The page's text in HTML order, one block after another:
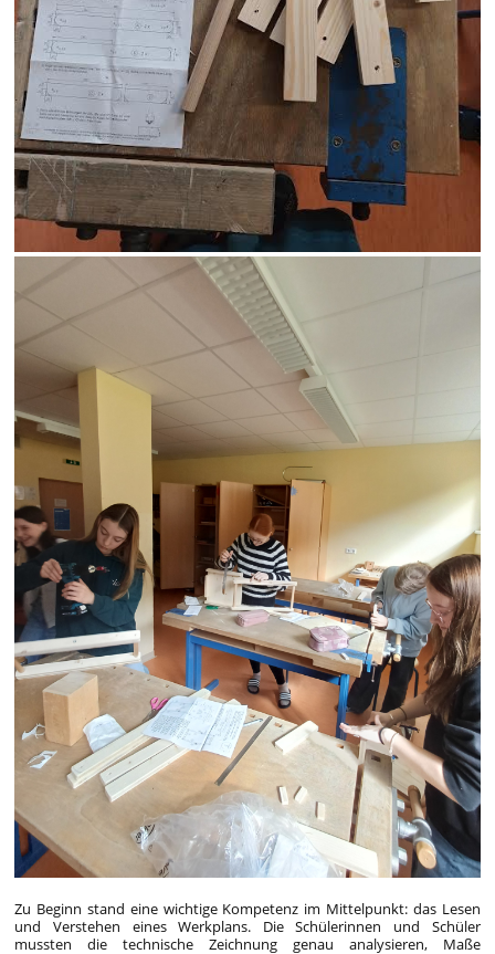
Zu Beginn stand eine wichtige Kompetenz im Mittelpunkt: das Lesen
und Verstehen eines Werkplans. Die Schülerinnen und Schüler
mussten die technische Zeichnung genau analysieren, Maße